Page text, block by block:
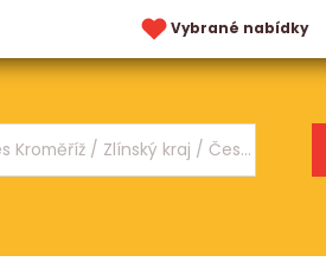
Vybrané nabídky